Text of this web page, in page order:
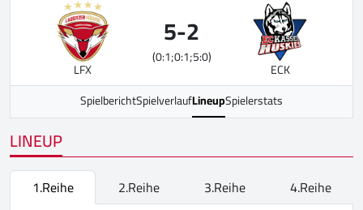
LFX
5-2
(0:1;0:1;5:0)
ECK
SpielberichtSpielverlaufLineupSpielerstats
LINEUP
1.Reihe 2.Reihe 3.Reihe
4.Reihe